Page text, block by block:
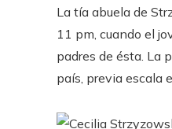
La tía abuela de
11 pm, cuando el
padres de ésta. La
país, previa escala